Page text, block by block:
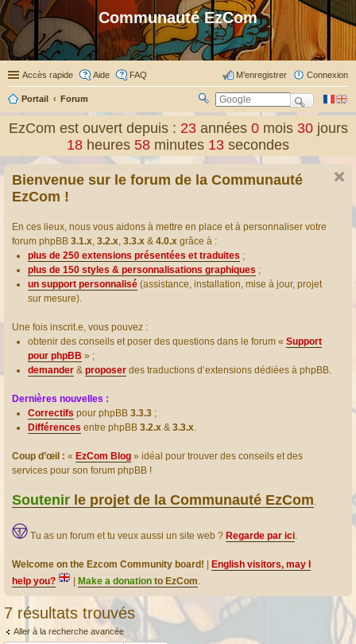
Communauté EzCom
Accès rapide Aide FAQ Connexion
M’enregistrer
Portail Forum
ch
er
EzCom est ouvert depuis : 23 années0 mois30 jours
18 heures 58 minutes 13 secondes
Bienvenue sur le forum de la Communauté
EzCom !
En ces lieux, nous vous aidons à mettre en place et à personnaliser votre
forum phpBB 3.1.x, 3.2.x, 3.3.x & 4.0.x grâce à :
plus de 250 extensions présentées et traduites ;
plus de 150 styles & personnalisations graphiques ;
un support personnalisé (assistance, installation, mise à jour, projet
sur mesure).
Une fois inscrit.e, vous pouvez :
obtenir des conseils et poser des questions dans le forum « Support
pour phpBB » ;
demander & proposer des traductions d’extensions dédiées à phpBB.
Dernières nouvelles :
Correctifs pour phpBB 3.3.3 ;
Différences entre phpBB 3.2.x & 3.3.x.
Coup d’œil : « EzCom Blog » idéal pour trouver des conseils et des
services pour son forum phpBB !
Soutenir le projet de la Communauté EzCom.
Tu as un forum et tu veux aussi un site web ? Regarde par ici.
Welcome on the Ezcom Community board!
English visitors, may I
help you?
Make a donation to EzCom.
7 résultats trouvés
Aller à la recherche avancée